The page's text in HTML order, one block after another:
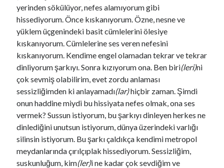
Çağla Özden
@parmesankedisi
Bir düşünürle ya da yazarla kahve içme hakkınız olsa
kimi seçerdiniz ve ilk sorunuz ne olurdu?
1 X
Fulsen Türker @fulsfulss · 28 Tem
17 yaşımdan bu yana hayatımın en ayık 6 ayını
geçirdim[¹]. Bu zaman diliminde 2 şey öğrendim:
1- İçki içmeden yaşayabiliyormuşum (el titremesi, ter
boşalması, sinir patlaması vb. olmadan).
2- Bu kadar ayık olmayı hiç sevmedim, mutsuzum.
[¹] Bahsi geçen süre: 27 yıl
3 X
yerinden sökülüyor, nefes alamıyorum gibi
hissediyorum. Önce kıskanıyorum. Özne, nesne ve
yüklem üçgenindeki basit cümlelerini ölesiye
kıskanıyorum. Cümlelerine ses veren nefesini
kıskanıyorum. Kendime engel olamadan tekrar ve tekrar
dinliyorum şarkıyı. Sonra kızıyorum ona. Ben biri(leri)ni
çok sevmiş olabilirim, evet zordu anlaması
sessizliğimden ki anlayamadı(lar)hiçbir zaman. Şimdi
onun haddine miydi bu hissiyata nefes olmak, ona ses
vermek? Sussun istiyorum, bu şarkıyı dinleyen herkes ne
dinlediğini unutsun istiyorum, dünya üzerindeki varlığı
silinsin istiyorum. Bu şarkı çaldıkça kendimi metropol
meydanlarında çırılçıplak hissediyorum. Sessizliğim,
suskunluğum, kim(ler)i ne kadar çok sevdiğim ve